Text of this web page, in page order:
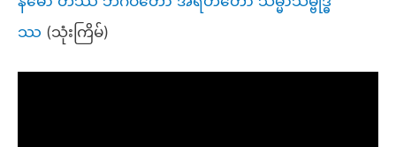
ဿ (သုံးကြိမ်)